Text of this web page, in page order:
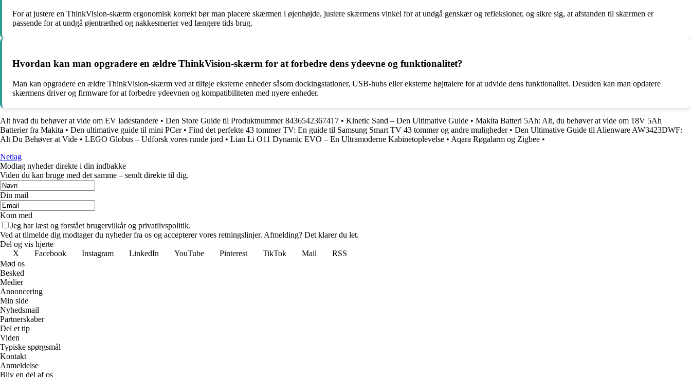
For at justere en ThinkVision-skærm ergonomisk korrekt bør man placere skærmen i øjenhøjde, justere skærmens vinkel for at undgå genskær og refleksioner, og sikre sig, at afstanden til skærmen er
passende for at undgå øjentræthed og nakkesmerter ved længere tids brug.
Hvordan kan man opgradere en ældre ThinkVision-skærm for at forbedre dens ydeevne og funktionalitet?
Man kan opgradere en ældre ThinkVision-skærm ved at tilføje eksterne enheder såsom dockingstationer, USB-hubs eller eksterne højttalere for at udvide dens funktionalitet. Desuden kan man opdatere
skærmens driver og firmware for at forbedre ydeevnen og kompatibiliteten med nyere enheder.
Alt hvad du behøver at vide om EV ladestandere • Den Store Guide til Produktnummer 8436542367417 • Kinetic Sand – Den Ultimative Guide • Makita Batteri 5Ah: Alt, du behøver at vide om 18V 5Ah
Batterier fra Makita • Den ultimative guide til mini PCer• Find det perfekte 43 tommer TV: En guide til Samsung Smart TV 43 tommer og andre muligheder• Den Ultimative Guide til Alienware AW3423DWF:
Alt Du Behøver at Vide • LEGO Globus – Udforsk vores runde jord • Lian Li O11 Dynamic EVO – En Ultramoderne Kabinetoplevelse • Aqara Røgalarm og Zigbee •
Netlag
Modtag nyheder direkte i din indbakke
Viden du kan bruge med det samme – sendt direkte til dig.
Din mail
Kom med
Jeg har læst og forstået brugervilkår og privatlivspolitik.
Ved at tilmelde dig modtager du nyheder fra os og accepterer vores retningslinjer. Afmelding? Det klarer du let.
Del og vis hjerte
X
Facebook Instagram LinkedIn YouTube Pinterest TikTok Mail
RSS
Mød os
Besked
Medier
Annoncering
Min side
Nyhedsmail
Partnerskaber
Del et tip
Viden
Typiske spørgsmål
Kontakt
Anmeldelse
Bliv en del af os